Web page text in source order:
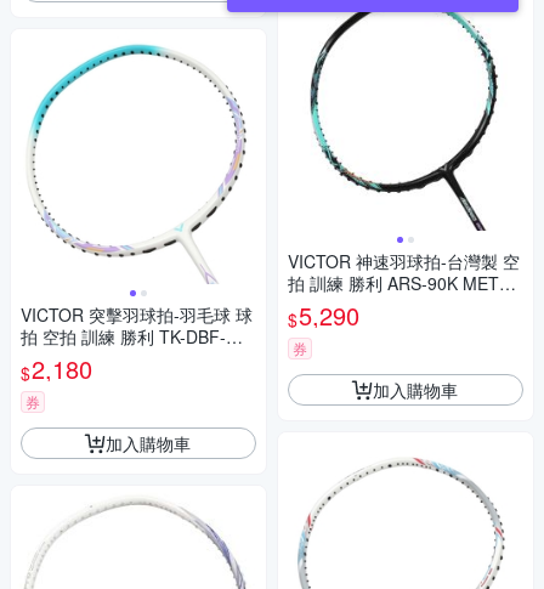
VICTOR 突擊羽球拍-羽毛球 球
拍 空拍 訓練 勝利 TK-DBF-M-5
U 湖水綠白紫
$2,180
券
加入購物車
VICTOR 神速羽球拍-台灣製 空
拍 訓練 勝利 ARS-90K METAL
LIC-R-4U 黑白綠紫銀
$5,290
券
加入購物車